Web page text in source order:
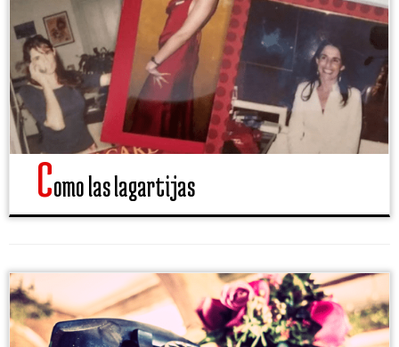
Como las lagartijas